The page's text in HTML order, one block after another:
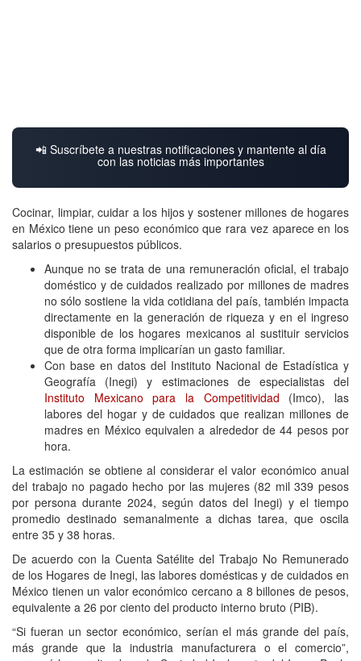
📲 Suscríbete a nuestras notificaciones y mantente al día
con las noticias más importantes
Cocinar, limpiar, cuidar a los hijos y sostener millones de hogares
en México tiene un peso económico que rara vez aparece en los
salarios o presupuestos públicos.
Aunque no se trata de una remuneración oficial, el trabajo
doméstico y de cuidados realizado por millones de madres
no sólo sostiene la vida cotidiana del país, también impacta
directamente en la generación de riqueza y en el ingreso
disponible de los hogares mexicanos al sustituir servicios
que de otra forma implicarían un gasto familiar.
Con base en datos del Instituto Nacional de Estadística y
Geografía (Inegi) y estimaciones de especialistas del
Instituto Mexicano para la Competitividad (Imco), las
labores del hogar y de cuidados que realizan millones de
madres en México equivalen a alrededor de 44 pesos por
hora.
La estimación se obtiene al considerar el valor económico anual
del trabajo no pagado hecho por las mujeres (82 mil 339 pesos
por persona durante 2024, según datos del Inegi) y el tiempo
promedio destinado semanalmente a dichas tarea, que oscila
entre 35 y 38 horas.
De acuerdo con la Cuenta Satélite del Trabajo No Remunerado
de los Hogares de Inegi, las labores domésticas y de cuidados en
México tienen un valor económico cercano a 8 billones de pesos,
equivalente a 26 por ciento del producto interno bruto (PIB).
“Si fueran un sector económico, serían el más grande del país,
más grande que la industria manufacturera o el comercio”,